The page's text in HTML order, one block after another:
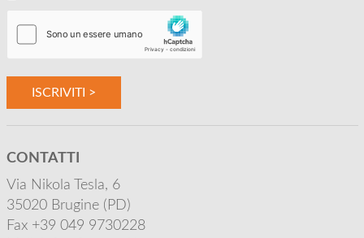
ISCRIVITI >
CONTATTI
Via Nikola Tesla, 6
35020 Brugine (PD)
Fax +39 049 9730228